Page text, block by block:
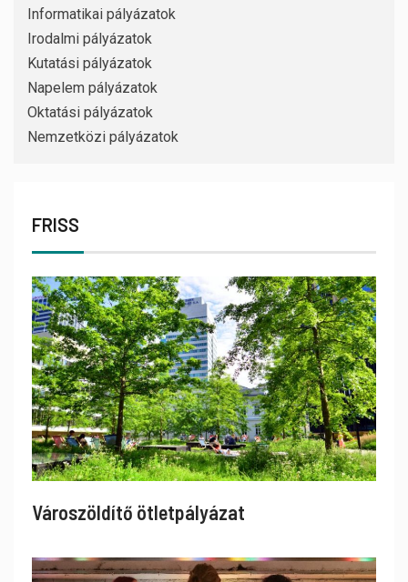
Informatikai pályázatok
Irodalmi pályázatok
Kutatási pályázatok
Napelem pályázatok
Oktatási pályázatok
Nemzetközi pályázatok
FRISS
Városzöldítő ötletpályázat